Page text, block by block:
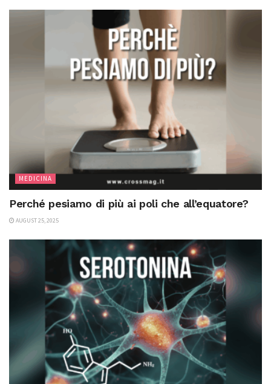
MEDICINA
Perché pesiamo di più ai poli che all’equatore?
AUGUST 25, 2025